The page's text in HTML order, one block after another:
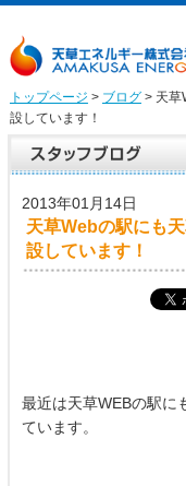
トップページ > ブログ> 天草
設しています！
2013年01月14日
天草Webの駅にも
設しています！
最近は天草WEBの駅に
ています。